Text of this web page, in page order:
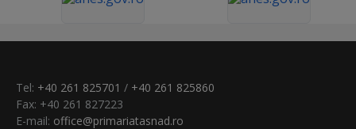
Tel: +40 261 825701 / +40 261 825860
Fax: +40 261 827223
E-mail: office@primariatasnad.ro